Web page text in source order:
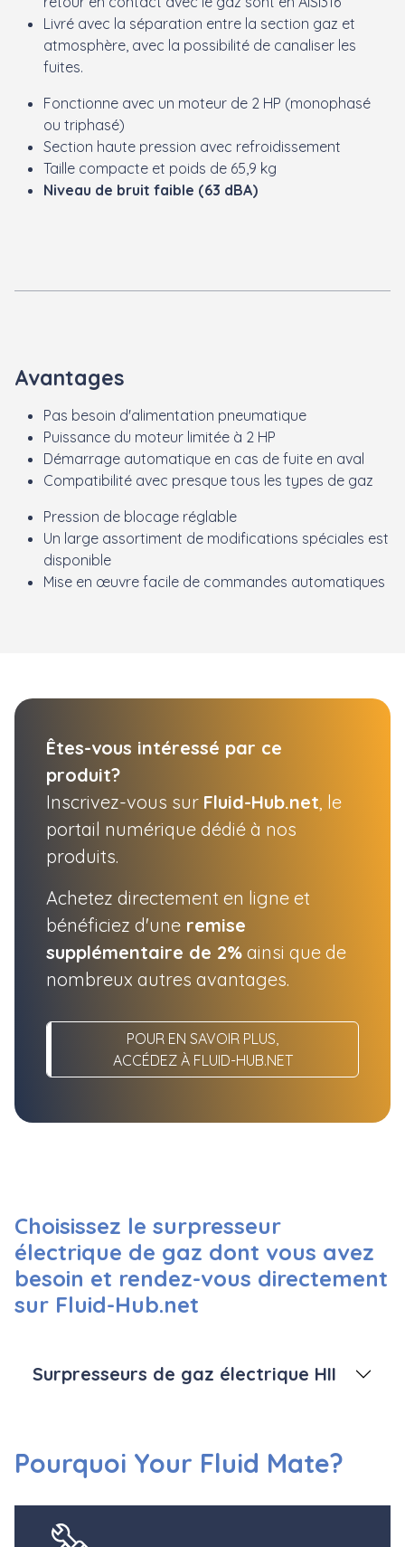
Livré avec la séparation entre la section gaz et
atmosphère, avec la possibilité de canaliser les
fuites.
Fonctionne avec un moteur de 2 HP (monophasé
ou triphasé)
Section haute pression avec refroidissement
Taille compacte et poids de 65,9 kg
Niveau de bruit faible (63 dBA)
Avantages
Pas besoin d'alimentation pneumatique
Puissance du moteur limitée à 2 HP
Démarrage automatique en cas de fuite en aval
Compatibilité avec presque tous les types de gaz
Pression de blocage réglable
Un large assortiment de modifications spéciales est
disponible
Mise en œuvre facile de commandes automatiques
Êtes-vous intéressé par ce
produit?
Inscrivez-vous sur Fluid-Hub.net , le
portail numérique dédié à nos
produits.
Achetez directement en ligne et
bénéficiez d'une remise
supplémentaire de 2% ainsi que de
nombreux autres avantages.
POUR EN SAVOIR PLUS,
ACCÉDEZ À FLUID-HUB.NET
Choisissez le surpresseur
électrique de gaz dont vous avez
besoin et rendez-vous directement
sur Fluid-Hub.net
Surpresseurs de gaz électrique HII
Pourquoi Your Fluid Mate?